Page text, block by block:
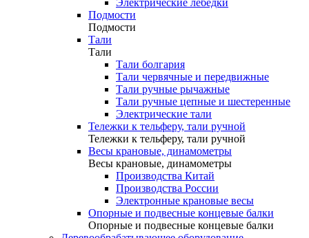
Электрические лебедки
Подмости
Подмости
Тали
Тали
Тали болгария
Тали червячные и передвижные
Тали ручные рычажные
Тали ручные цепные и шестеренные
Электрические тали
Тележки к тельферу, тали ручной
Тележки к тельферу, тали ручной
Весы крановые, динамометры
Весы крановые, динамометры
Производства Китай
Производства России
Электронные крановые весы
Опорные и подвесные концевые балки
Опорные и подвесные концевые балки